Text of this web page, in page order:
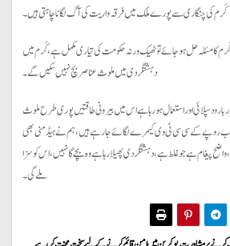
کُرم کی چنگاری سے پورے ملک میں فرقہ واریت کی آگ لگانا چاہتی ہیں۔
کا مسئلہ حل ہو جائے تو ٹھیک ورنہ حکومت کی تیاری مکمل ہے، کُرم میں
دہشتگردی میں ملوث عناصر بچ نہیں سکیں گے۔
بارود سپلائی اور استعمال ہو رہا ہے اس میں بیرونی طاقتیں پوری طرح ملوث
بھرپور کام کر رہے ہیں، 2 ارب روپے کے سی سی ٹی وی کیمرے لگائے جا رہے ہیں، ہم نے ہیڈ منی بھی
پیغام ہے جو غلط ہے، دہشتگردی پھیلا رہا ہے وہ بچےگا نہیں، اس کو سزا
ملے گی۔